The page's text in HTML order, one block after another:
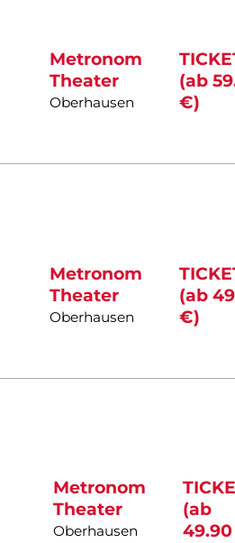
Metronom
Theater
Oberhausen
(ab
€)
Metronom
Theater
Oberhausen
(ab
€)
Metronom
Theater
Oberhausen
(ab